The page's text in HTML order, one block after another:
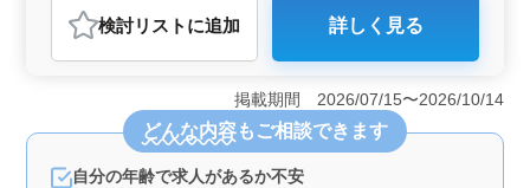
おすすめポイント
＜経験者歓迎＞ 経験者に重点を置いた求人です。高架
橋やトンネル、大型コンクリート工事などの経験がある
の高額給与が魅力です。経験や資格に応じて、報酬も考
慮される可能性があります。 ＜安定した雇用条件
＞ 正社員・契約社員の雇用形態が選択可能。福利厚生
も整っており、通勤手当や賞与が支給されます。勤務は
検討リスト に追加 詳しく見る
掲載期間 2026/07/15〜2026/10/14
どんな内容もご相談できます
自分の年齢で求人があるか不安